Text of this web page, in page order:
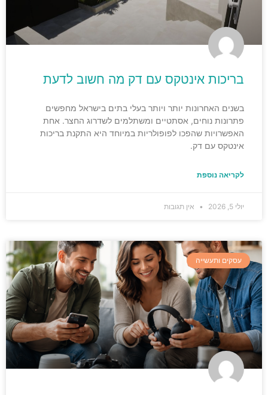
בריכות אינטקס עם דק מה חשוב לדעת
בשנים האחרונות יותר ויותר בעלי בתים בישראל מחפשים
פתרונות נוחים, אסתטיים ומשתלמים לשדרוג החצר. אחת
האפשרויות שהפכו לפופולריות במיוחד היא התקנת בריכות
אינטקס עם דק.
לקריאה נוספת
יולי 5, 2026 אין תגובות
עסקים ותעשייה